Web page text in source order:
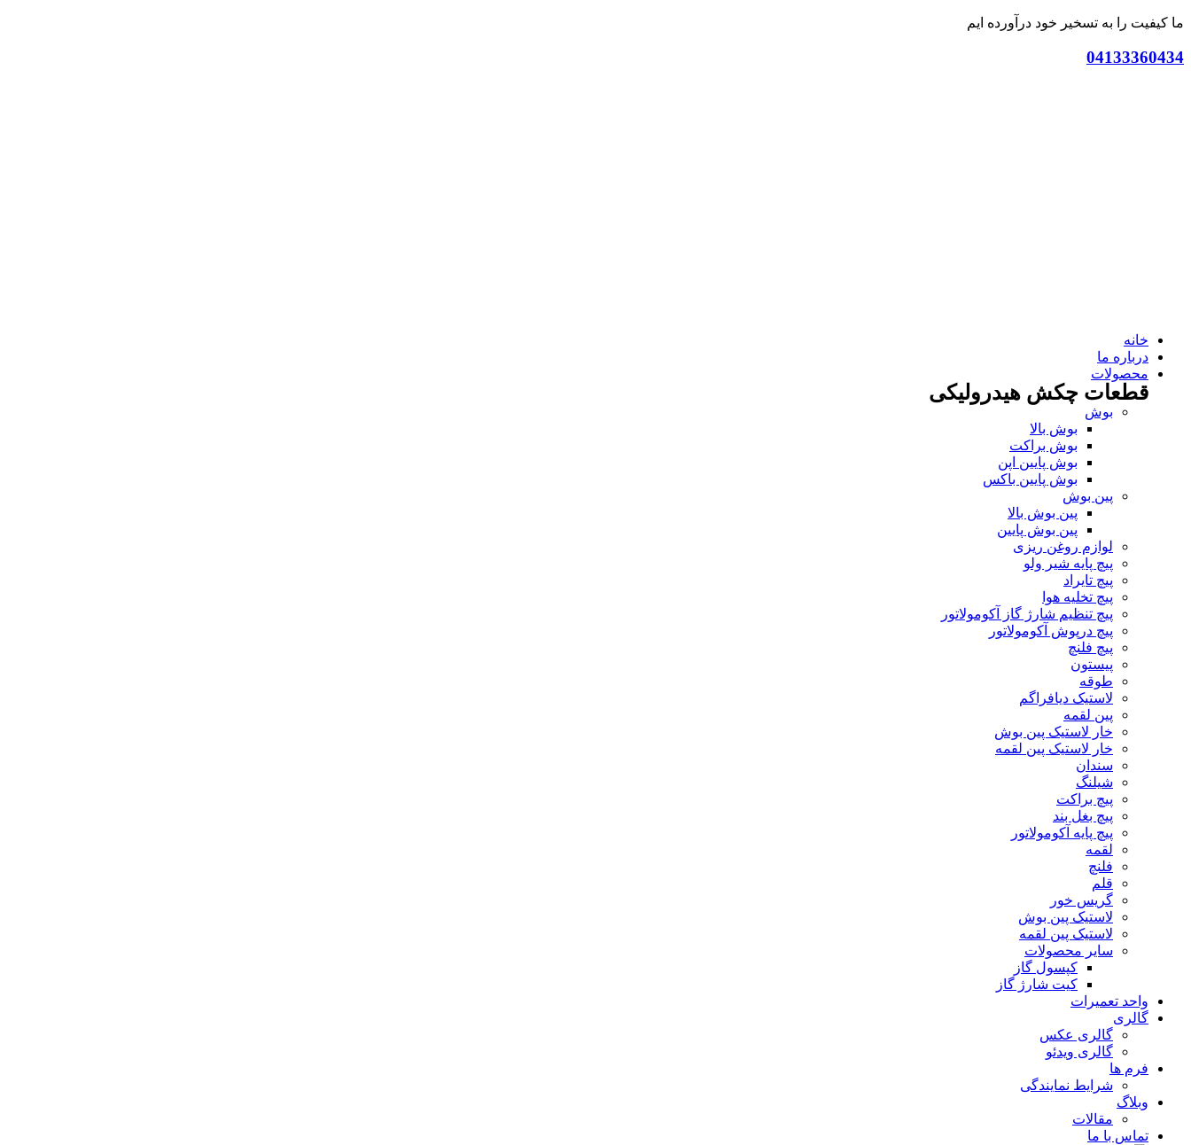
ما کیفیت را به تسخیر خود درآورده ایم
04133360434
خانه
درباره ما
محصولات
قطعات چکش هیدرولیکی
بوش
بوش بالا
بوش براکت
بوش پایین اپن
بوش پایین باکس
پین بوش
پین بوش بالا
پین بوش پایین
لوازم روغن ریزی
پیچ پایه شیر ولو
پیچ تایراد
پیچ تخلیه هوا
پیچ تنظیم شارژ گاز آکومولاتور
پیچ درپوش آکومولاتور
پیچ فلنچ
پیستون
طوقه
لاستیک دیافراگم
پین لقمه
خار لاستیک پین بوش
خار لاستیک پین لقمه
سندان
شیلنگ
پیچ براکت
پیچ بغل بند
پیچ پایه آکومولاتور
لقمه
فلنچ
قلم
گریس خور
لاستیک پین بوش
لاستیک پین لقمه
سایر محصولات
کپسول گاز
کیت شارژ گاز
واحد تعمیرات
گالری
گالری عکس
گالری ویدئو
فرم ها
شرایط نمایندگی
وبلاگ
مقالات
تماس با ما